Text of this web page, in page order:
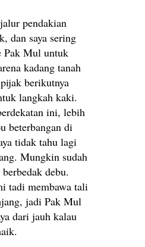
pendakian
dan saya sering
Pak Mul untuk
kadang tanah
berikutnya
langkah kaki.
ini, lebih
beterbangan di
tidak tahu lagi
Mungkin sudah
debu.
tadi membawa tali
jadi Pak Mul
dari jauh kalau